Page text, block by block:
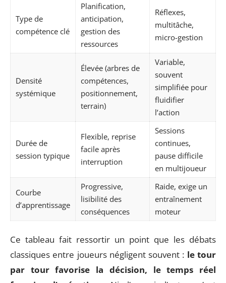
Type de
compétence clé
Planification,
anticipation,
gestion des
ressources
Réflexes,
multitâche,
micro-gestion
Densité
systémique
Élevée (arbres de
compétences,
positionnement,
terrain)
Variable,
souvent
simplifiée pour
fluidifier
l’action
Durée de
session typique
Flexible, reprise
facile après
interruption
Sessions
continues,
pause difficile
en multijoueur
Courbe
d’apprentissage
Progressive,
lisibilité des
conséquences
Raide, exige un
entraînement
moteur
Ce tableau fait ressortir un point que les débats
classiques entre joueurs négligent souvent : le tour
par tour favorise la décision, le temps réel